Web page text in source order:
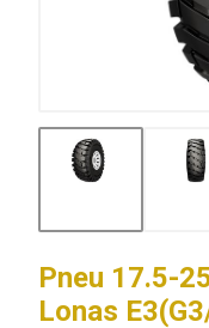
Pneu 17.5-
Lonas